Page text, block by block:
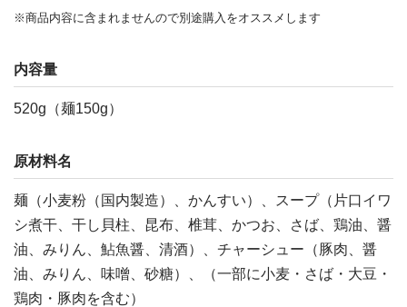
※商品内容に含まれませんので別途購入をオススメします
内容量
520g（麺150g）
原材料名
麺（小麦粉（国内製造）、かんすい）、スープ（片口イワ
シ煮干、干し貝柱、昆布、椎茸、かつお、さば、鶏油、醤
油、みりん、鮎魚醤、清酒）、チャーシュー（豚肉、醤
油、みりん、味噌、砂糖）、（一部に小麦・さば・大豆・
鶏肉・豚肉を含む）